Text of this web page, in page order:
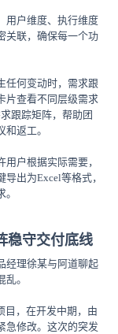
用户维度、执行维度
关联，确保每一个功
任何变动时，需求跟
片查看不同层级需求
跟踪矩阵，帮助团
返工。
户根据实际需要，
出为Excel等格式，
稳守交付底线
经理徐某与阿道聊起
。
目，在开发中期，由
急修改。这次的突发